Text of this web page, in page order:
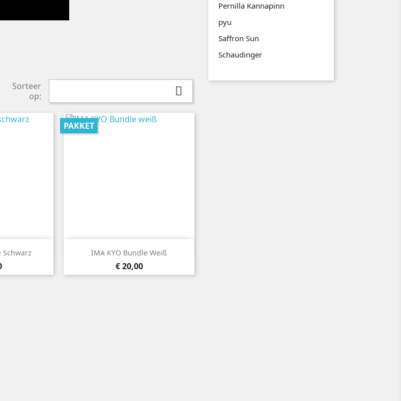
Sorteer
op:

Schwarz IMA KYO Bundle Weiß
Prijs
€ 20,00
PAKKET
 Snel bekijken
Pernilla Kannapinn
pyu
Saffron Sun
Schaudinger